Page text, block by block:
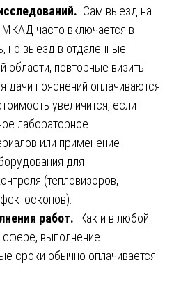
Сам выезд на
часто включается в
но выезд в отдаленные
области, повторные визиты
дачи пояснений оплачиваются
увеличится, если
лабораторное
или применение
для
(тепловизоров,
работ. Как и в любой
выполнение
сроки обычно оплачивается